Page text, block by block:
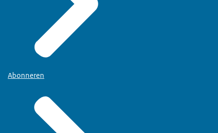
Abonneren